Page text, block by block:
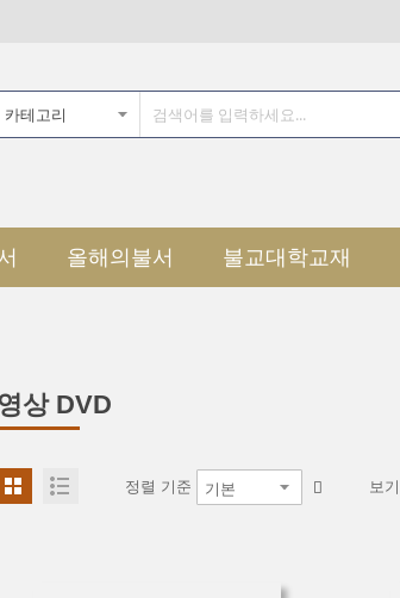
올해의불서 불교대학교재
영상 DVD
정렬 기준 보기